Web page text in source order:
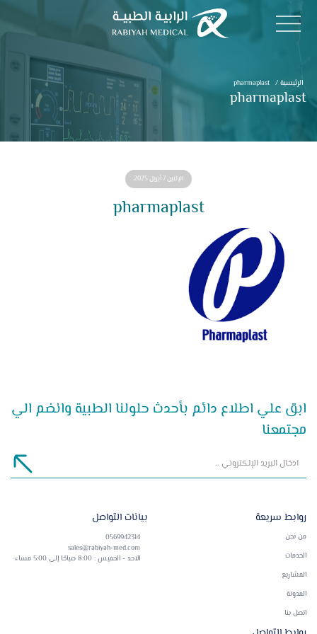
الرئيسية/
pharmaplast
pharmaplast
الإثنين 7 أبريل 2025
pharmaplast
ابق علي اطلاع دائم بأحدث حلولنا الطبية وانضم الي
مجتمعنا
روابط سريعة
من نحن
الخدمات
المشاريع
المدونة
اتصل بنا
بيانات التواصل
0569942314
sales@rabiyah-med.com
الاحد - الخميس : 8:00 صباحًا إلى 5:00 مساء